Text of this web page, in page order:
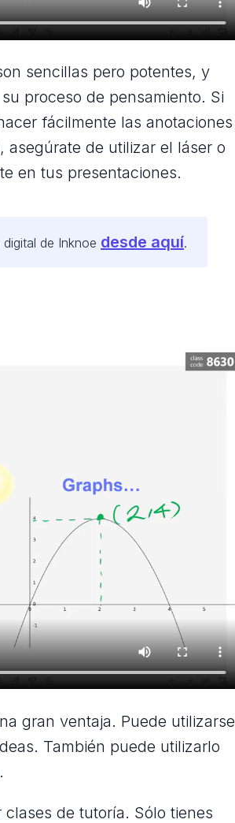
sencillas pero potentes, y
proceso de pensamiento. Si
fácilmente las anotaciones
asegúrate de utilizar el láser o
en tus presentaciones.
de Inknoe desde aquí.
gran ventaja. Puede utilizarse
También puede utilizarlo
de tutoría. Sólo tienes